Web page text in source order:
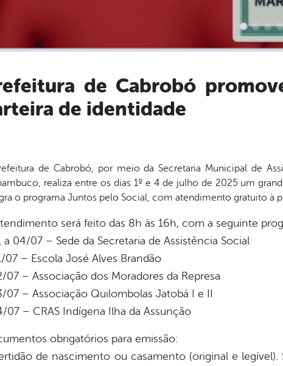
de Cabrobó
de identidade
de Cabrobó, por meio da Secretaria Municipal de
realiza entre os dias 1º e 4 de julho de 2025 um
o programa Juntos pelo Social, com atendimento gratuito à
será feito das 8h às 16h, com a seguinte
a 04/07 – Sede da Secretaria de Assistência Social
07 – Escola José Alves Brandão
07 – Associação dos Moradores da Represa
07 – Associação Quilombolas Jatobá I e II
07 – CRAS Indígena Ilha da Assunção
obrigatórios para emissão:
de nascimento ou casamento (original e